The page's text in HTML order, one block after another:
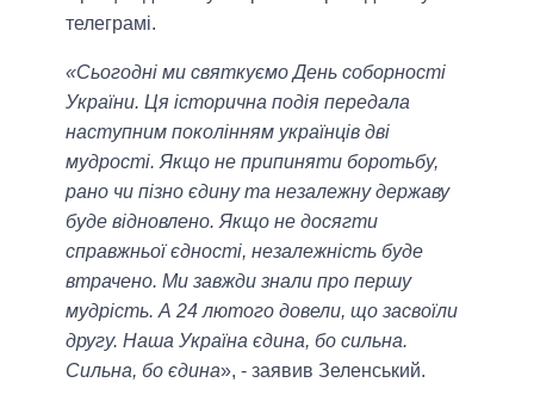
телеграмі.
«Сьогодні ми святкуємо День соборності
України. Ця історична подія передала
наступним поколінням українців дві
мудрості. Якщо не припиняти боротьбу,
рано чи пізно єдину та незалежну державу
буде відновлено. Якщо не досягти
справжньої єдності, незалежність буде
втрачено. Ми завжди знали про першу
мудрість. А 24 лютого довели, що засвоїли
другу. Наша Україна єдина, бо сильна.
Сильна, бо єдина», - заявив Зеленський.